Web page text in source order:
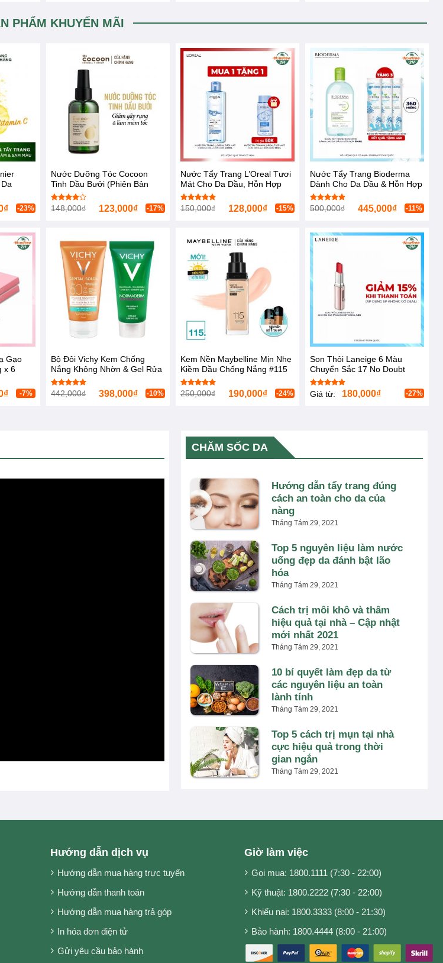
PHẨM KHUYẾN MÃI
-23%
₫ -17%
Nước Dưỡng Tóc Cocoon
Tinh Dầu Bưởi (Phiên Bản
2020) 140ml
Được
148,000₫ 123,000₫ -15%
Nước Tẩy Trang L’Oreal Tươi
Mát Cho Da Dầu, Hỗn Hợp
400ml Micellar Water 3-in-1
Được xếp
150,000₫ 128,000₫ -11%
Nước Tẩy Trang Bioderma
Dành Cho Da Dầu & Hỗn Hợp
500ml Sébium H2O
Được xếp
500,000₫ 445,000₫
-7%
Gạo
x 6
₫ -10%
Bộ Đôi Vichy Kem Chống
Nắng Không Nhờn & Gel Rửa
Mặt Da Mụn Ideal Soleil Dry
Touch SPF 50ml
Được xếp
hạng
442,000₫ 398,000₫ -24%
Kem Nền Maybelline Mịn Nhẹ
Kiềm Dầu Chống Nắng #115
30ml
Được xếp
hạng
250,000₫ 190,000₫ -27%
Son Thỏi Laneige 6 Màu
Chuyển Sắc 17 No Doubt
Coral 1.9g
Được xếp
Giá từ: 180,000₫
CHĂM SỐC DA
Hướng dẫn tẩy trang đúng
cách an toàn cho da của
nàng
Tháng Tám 29, 2021
Top 5 nguyên liệu làm nước
uống đẹp da đánh bật lão
hóa
Tháng Tám 29, 2021
Cách trị môi khô và thâm
hiệu quả tại nhà – Cập nhật
mới nhất 2021
Tháng Tám 29, 2021
10 bí quyết làm đẹp da từ
các nguyên liệu an toàn
lành tính
Tháng Tám 29, 2021
Top 5 cách trị mụn tại nhà
cực hiệu quả trong thời
gian ngắn
Tháng Tám 29, 2021
Hướng dẫn dịch vụ
Hướng dẫn mua hàng trực tuyến
Hướng dẫn thanh toán
Hướng dẫn mua hàng trả góp
In hóa đơn điện tử
Gửi yêu cầu bảo hành
Giờ làm việc
Gọi mua: 1800.1111 (7:30 - 22:00)
Kỹ thuật: 1800.2222 (7:30 - 22:00)
Khiếu nại: 1800.3333 (8:00 - 21:30)
Bảo hành: 1800.4444 (8:00 - 21:00)